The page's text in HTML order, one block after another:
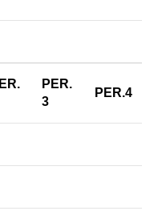
PER.
3
PER.4